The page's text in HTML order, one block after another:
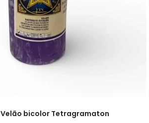
Velão bicolor Tetragramaton